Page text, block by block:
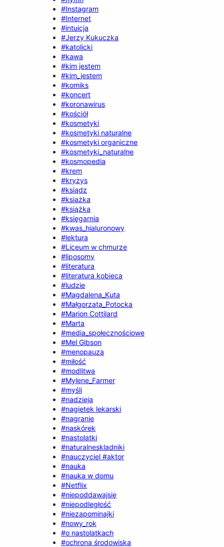
#Instagram
#Internet
#intuicja
#Jerzy Kukuczka
#katolicki
#kawa
#kim jestem
#kim_jestem
#komiks
#koncert
#koronawirus
#kościół
#kosmetyki
#kosmetyki naturalne
#kosmetyki organiczne
#kosmetyki_naturalne
#kosmopedia
#krem
#kryzys
#ksiądz
#ksiażka
#książka
#księgarnia
#kwas_hialuronowy
#lektura
#Liceum w chmurze
#liposomy
#literatura
#literatura kobieca
#ludzie
#Magdalena_Kuta
#Małgorzata_Potocka
#Marion Cottilard
#Marta
#media_społecznościowe
#Mel Gibson
#menopauza
#miłość
#modlitwa
#Mylene_Farmer
#myśli
#nadzieja
#nagietek lekarski
#nagranie
#naskórek
#nastolatki
#naturalneskladniki
#nauczyciel #aktor
#nauka
#nauka w domu
#Netflix
#niepoddawajsię
#niepodległość
#niezapominajki
#nowy_rok
#o nastolatkach
#ochrona środowiska